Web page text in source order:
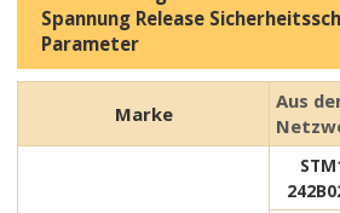
Spannung Release
Parameter
Marke
Aus